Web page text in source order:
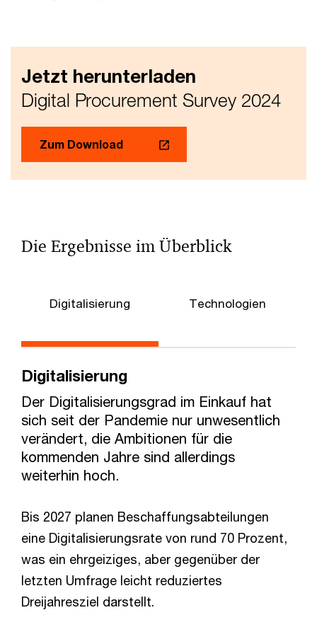
Jetzt herunterladen
Digital Procurement Survey 2024
Zum Download
Die Ergebnisse im Überblick
Digitalisierung Technologien
Digitalisierung
Der Digitalisierungsgrad im Einkauf hat
sich seit der Pandemie nur unwesentlich
verändert, die Ambitionen für die
kommenden Jahre sind allerdings
weiterhin hoch.
Bis 2027 planen Beschaffungsabteilungen
eine Digitalisierungsrate von rund 70 Prozent,
was ein ehrgeiziges, aber gegenüber der
letzten Umfrage leicht reduziertes
Dreijahresziel darstellt.